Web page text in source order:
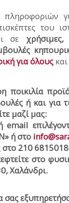
πληροφοριών
του
σε
για όλους
ποικιλία
ή και για
μαζί μας:
email
ή στο
στο 210
στο
Χαλάνδρι.